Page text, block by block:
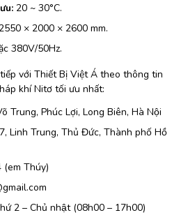
20 ~ 30°C.
× 2000 × 2600 mm.
380V/50Hz.
với Thiết Bị Việt Á theo thông tin
khí Nitơ tối ưu nhất:
Trung, Phúc Lợi, Long Biên, Hà Nội
Linh Trung, Thủ Đức, Thành phố Hồ
(em Thúy)
2 – Chủ nhật (08h00 – 17h00)